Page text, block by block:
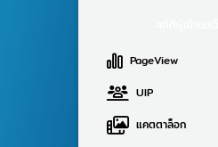
PageView
UIP
แคตตาล็อก